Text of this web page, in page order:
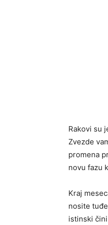
Rakovi su
Zvezde
promena
novu fazu
Kraj
nosite
istinski